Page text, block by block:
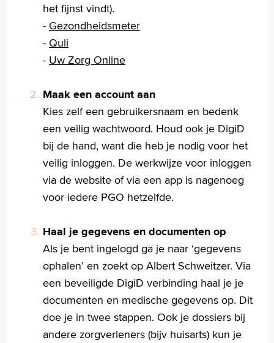
het fijnst vindt).
- Gezondheidsmeter
- Quli
- Uw Zorg Online
Maak een account aan
Kies zelf een gebruikersnaam en bedenk
een veilig wachtwoord. Houd ook je DigiD
bij de hand, want die heb je nodig voor het
veilig inloggen. De werkwijze voor inloggen
via de website of via een app is nagenoeg
voor iedere PGO hetzelfde.
Haal je gegevens en documenten op
Als je bent ingelogd ga je naar ‘gegevens
ophalen’ en zoekt op Albert Schweitzer. Via
een beveiligde DigiD verbinding haal je je
documenten en medische gegevens op. Dit
doe je in twee stappen. Ook je dossiers bij
andere zorgverleners (bijv huisarts) kun je